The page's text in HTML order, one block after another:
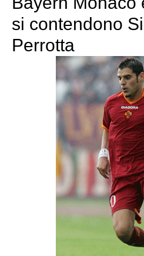
si contendono
Perrotta